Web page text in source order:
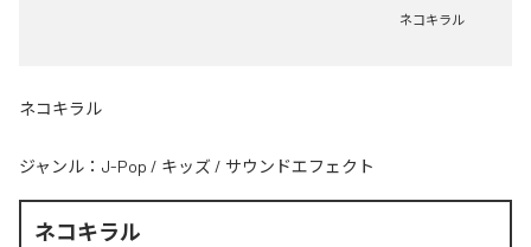
ネコキラル
ネコキラル
ジャンル： J-Pop / キッズ / サウンドエフェクト
ネコキラル